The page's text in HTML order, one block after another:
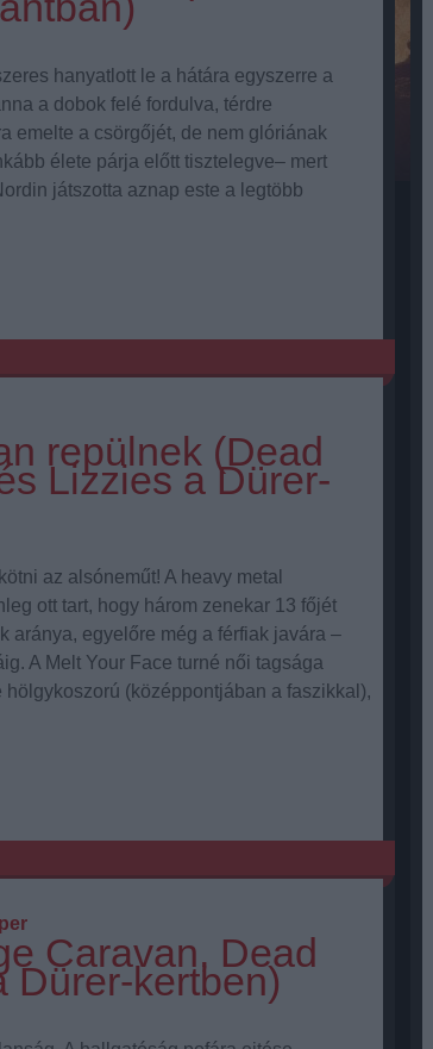
hanyatlott le a hátára egyszerre a
a dobok felé fordulva, térdre
emelte a csörgőjét, de nem glóriának
élete párja előtt tisztelegve– mert
játszotta aznap este a legtöbb
repülnek (Dead
Lizzies a Dürer-
az alsóneműt! A heavy metal
ott tart, hogy három zenekar 13 főjét
aránya, egyelőre még a férfiak javára –
A Melt Your Face turné női tagsága
hölgykoszorú (középpontjában a faszikkal),
Caravan, Dead
Dürer-kertben)